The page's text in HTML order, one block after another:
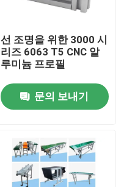
선 조명을 위한 3000 시
리즈 6063 T5 CNC 알
루미늄 프로필
문의 보내기